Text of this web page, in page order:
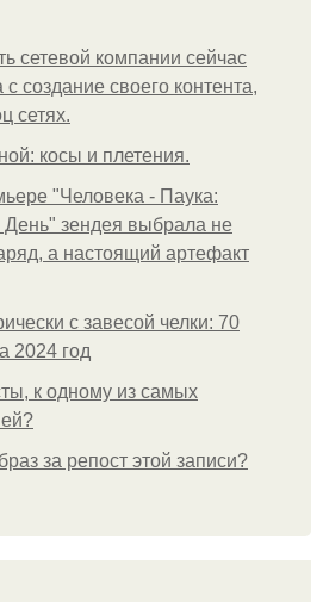
сетевой компании сейчас
создание своего контента,
сетях.
косы и плетения.
"Человека - Паука:
зендея выбрала не
а настоящий артефакт
с завесой челки: 70
2024 год
к одному из самых
за репост этой записи?